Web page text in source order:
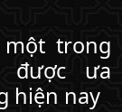
một trong
được ưa
hiện nay